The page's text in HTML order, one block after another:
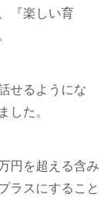
『楽しい育
せるようにな
した。
円を超える含み
ラスにすること